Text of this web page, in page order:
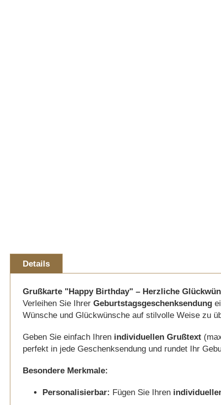
Details
Grußkarte "Happy Birthday" – Herzliche
Verleihen Sie Ihrer Geburtstagsgeschenksendung
Wünsche und Glückwünsche auf stilvolle Weise zu
Geben Sie einfach Ihren individuellen Grußtext
perfekt in jede Geschenksendung und rundet Ihr
Besondere Merkmale:
Personalisierbar: Fügen Sie Ihren